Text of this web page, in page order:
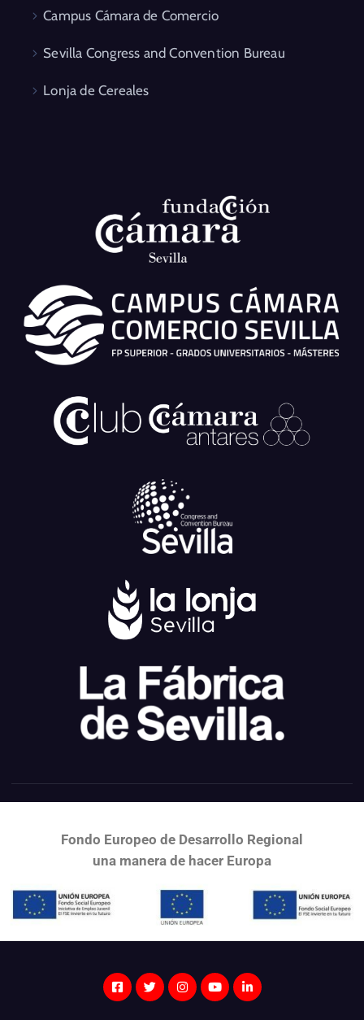
Campus Cámara de Comercio
Sevilla Congress and Convention Bureau
Lonja de Cereales
Fondo Europeo de Desarrollo Regional
una manera de hacer Europa